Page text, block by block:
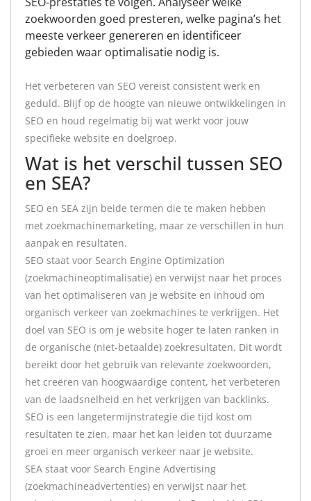
zoekwoorden goed presteren, welke pagina’s het
meeste verkeer genereren en identificeer
gebieden waar optimalisatie nodig is.
Het verbeteren van SEO vereist consistent werk en
geduld. Blijf op de hoogte van nieuwe ontwikkelingen in
SEO en houd regelmatig bij wat werkt voor jouw
specifieke website en doelgroep.
Wat is het verschil tussen SEO
en SEA?
SEO en SEA zijn beide termen die te maken hebben
met zoekmachinemarketing, maar ze verschillen in hun
aanpak en resultaten.
SEO staat voor Search Engine Optimization
(zoekmachineoptimalisatie) en verwijst naar het proces
van het optimaliseren van je website en inhoud om
organisch verkeer van zoekmachines te verkrijgen. Het
doel van SEO is om je website hoger te laten ranken in
de organische (niet-betaalde) zoekresultaten. Dit wordt
bereikt door het gebruik van relevante zoekwoorden,
het creëren van hoogwaardige content, het verbeteren
van de laadsnelheid en het verkrijgen van backlinks.
SEO is een langetermijnstrategie die tijd kost om
resultaten te zien, maar het kan leiden tot duurzame
groei en meer organisch verkeer naar je website.
SEA staat voor Search Engine Advertising
(zoekmachineadvertenties) en verwijst naar het